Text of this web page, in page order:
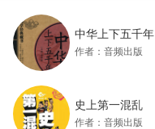
中华上下五千年
作者：音频出版
史上第一混乱
作者：音频出版